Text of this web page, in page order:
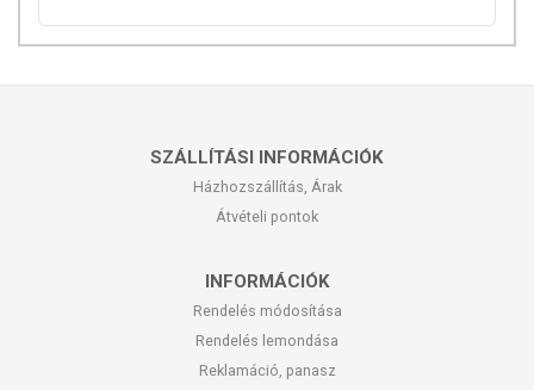
SZÁLLÍTÁSI INFORMÁCIÓK
Házhozszállítás, Árak
Átvételi pontok
INFORMÁCIÓK
Rendelés módosítása
Rendelés lemondása
Reklamáció, panasz